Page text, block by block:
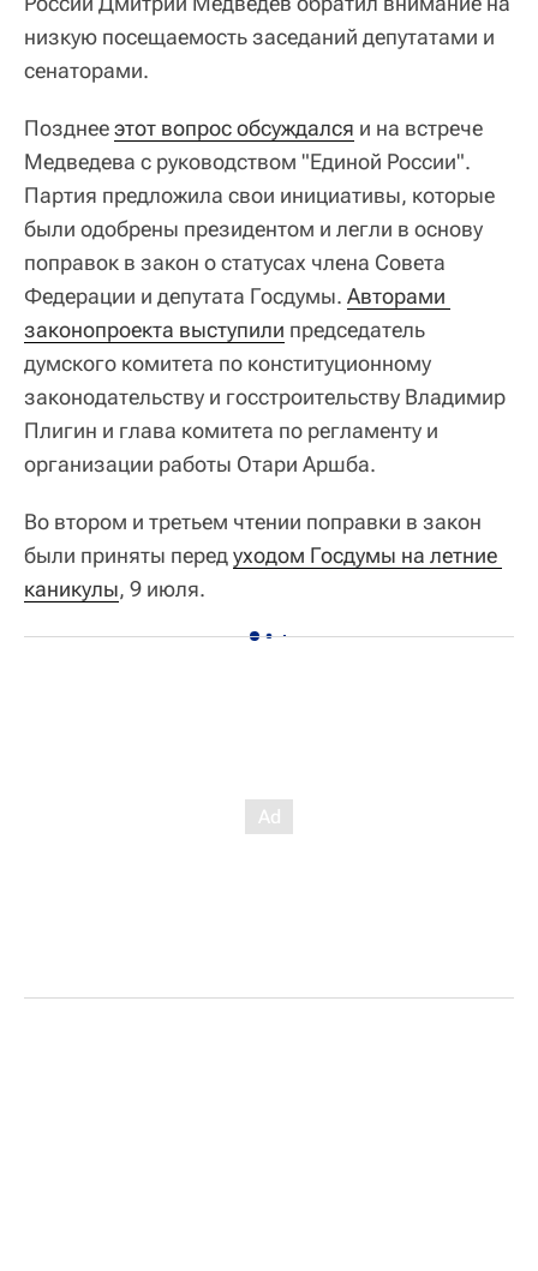
низкую посещаемость заседаний депутатами и
сенаторами.
Позднееэтот вопрос обсуждался и на встрече
Медведева с руководством "Единой России".
Партия предложила свои инициативы, которые
были одобрены президентом и легли в основу
поправок в закон о статусах члена Совета
Федерации и депутата Госдумы. Авторами
законопроекта выступили председатель
думского комитета по конституционному
законодательству и госстроительству Владимир
Плигин и глава комитета по регламенту и
организации работы Отари Аршба.
Во втором и третьем чтении поправки в закон
были приняты передуходом Госдумы на летние
каникулы, 9 июля.